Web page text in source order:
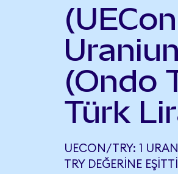
(Ondo
Türk
UECON/TRY: 1
TRY DEĞERINE